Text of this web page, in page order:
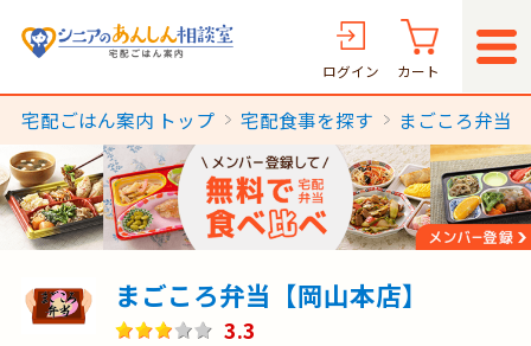
ログイン カート
宅配ごはん案内 トップ 宅配食事を探す まごころ弁当
まごころ弁当【岡山本店】
3.3